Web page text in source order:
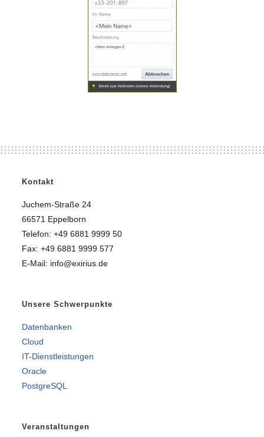
Kontakt
Juchem-Straße 24
66571 Eppelborn
Telefon: +49 6881 9999 50
Fax: +49 6881 9999 577
E-Mail: info@exirius.de
Unsere Schwerpunkte
Datenbanken
Cloud
IT-Dienstleistungen
Oracle
PostgreSQL
Veranstaltungen